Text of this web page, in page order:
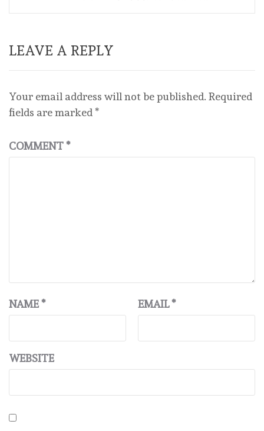
LEAVE A REPLY
Your email address will not be published. Required
fields are marked*
COMMENT*
NAME* EMAIL*
WEBSITE